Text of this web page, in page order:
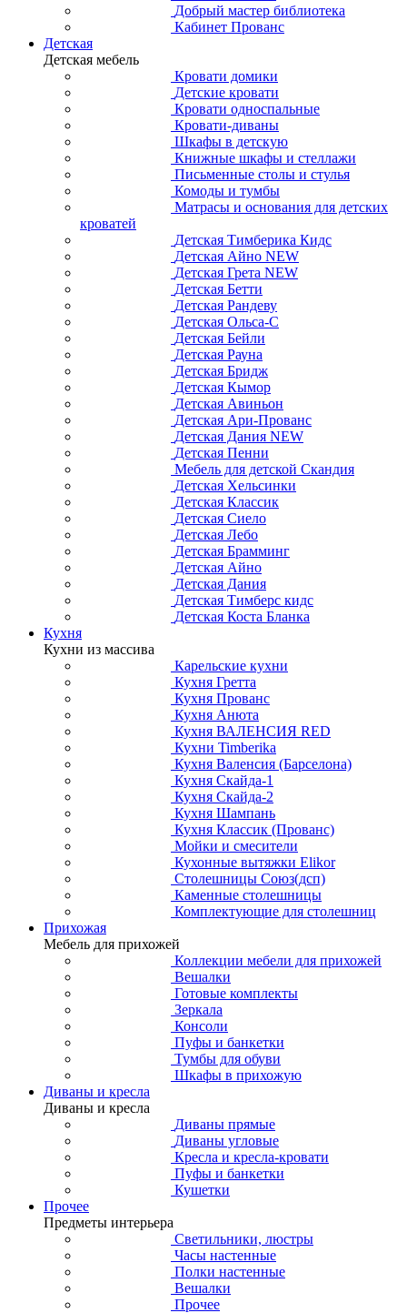
Добрый мастер библиотека
Кабинет Прованс
Детская
Детская мебель
Кровати домики
Детские кровати
Кровати односпальные
Кровати-диваны
Шкафы в детскую
Книжные шкафы и стеллажи
Письменные столы и стулья
Комоды и тумбы
Матрасы и основания для детских
кроватей
Детская Тимберика Кидс
Детская Айно NEW
Детская Грета NEW
Детская Бетти
Детская Рандеву
Детская Ольса-С
Детская Бейли
Детская Рауна
Детская Бридж
Детская Кымор
Детская Авиньон
Детская Ари-Прованс
Детская Дания NEW
Детская Пенни
Мебель для детской Скандия
Детская Хельсинки
Детская Классик
Детская Сиело
Детская Лебо
Детская Брамминг
Детская Айно
Детская Дания
Детская Тимберс кидс
Детская Коста Бланка
Кухня
Кухни из массива
Карельские кухни
Кухня Гретта
Кухня Прованс
Кухня Анюта
Кухня ВАЛЕНСИЯ RED
Кухни Timberika
Кухня Валенсия (Барселона)
Кухня Скайда-1
Кухня Скайда-2
Кухня Шампань
Кухня Классик (Прованс)
Мойки и смесители
Кухонные вытяжки Elikor
Столешницы Союз(дсп)
Каменные столешницы
Комплектующие для столешниц
Прихожая
Мебель для прихожей
Коллекции мебели для прихожей
Вешалки
Готовые комплекты
Зеркала
Консоли
Пуфы и банкетки
Тумбы для обуви
Шкафы в прихожую
Диваны и кресла
Диваны и кресла
Диваны прямые
Диваны угловые
Кресла и кресла-кровати
Пуфы и банкетки
Кушетки
Прочее
Предметы интерьера
Светильники, люстры
Часы настенные
Полки настенные
Вешалки
Прочее